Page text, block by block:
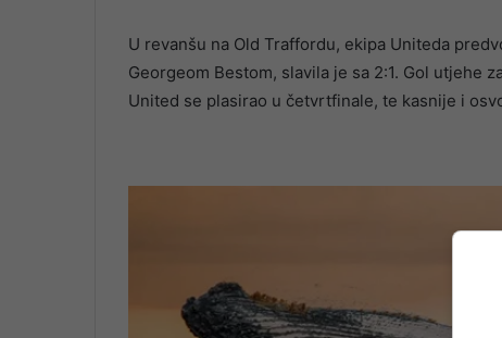
U revanšu na Old Traffordu, ekipa Uniteda
Georgeom Bestom, slavila je sa 2:1. Gol utjehe
United se plasirao u četvrtfinale, te kasnije i